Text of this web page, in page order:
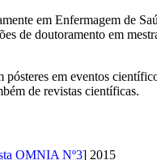
em Enfermagem de
de doutoramento em
em eventos
de revistas científicas.
OMNIA Nº3] 2015